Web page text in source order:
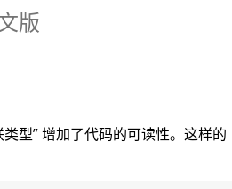
版
类型” 增加了代码的可读性。这样的